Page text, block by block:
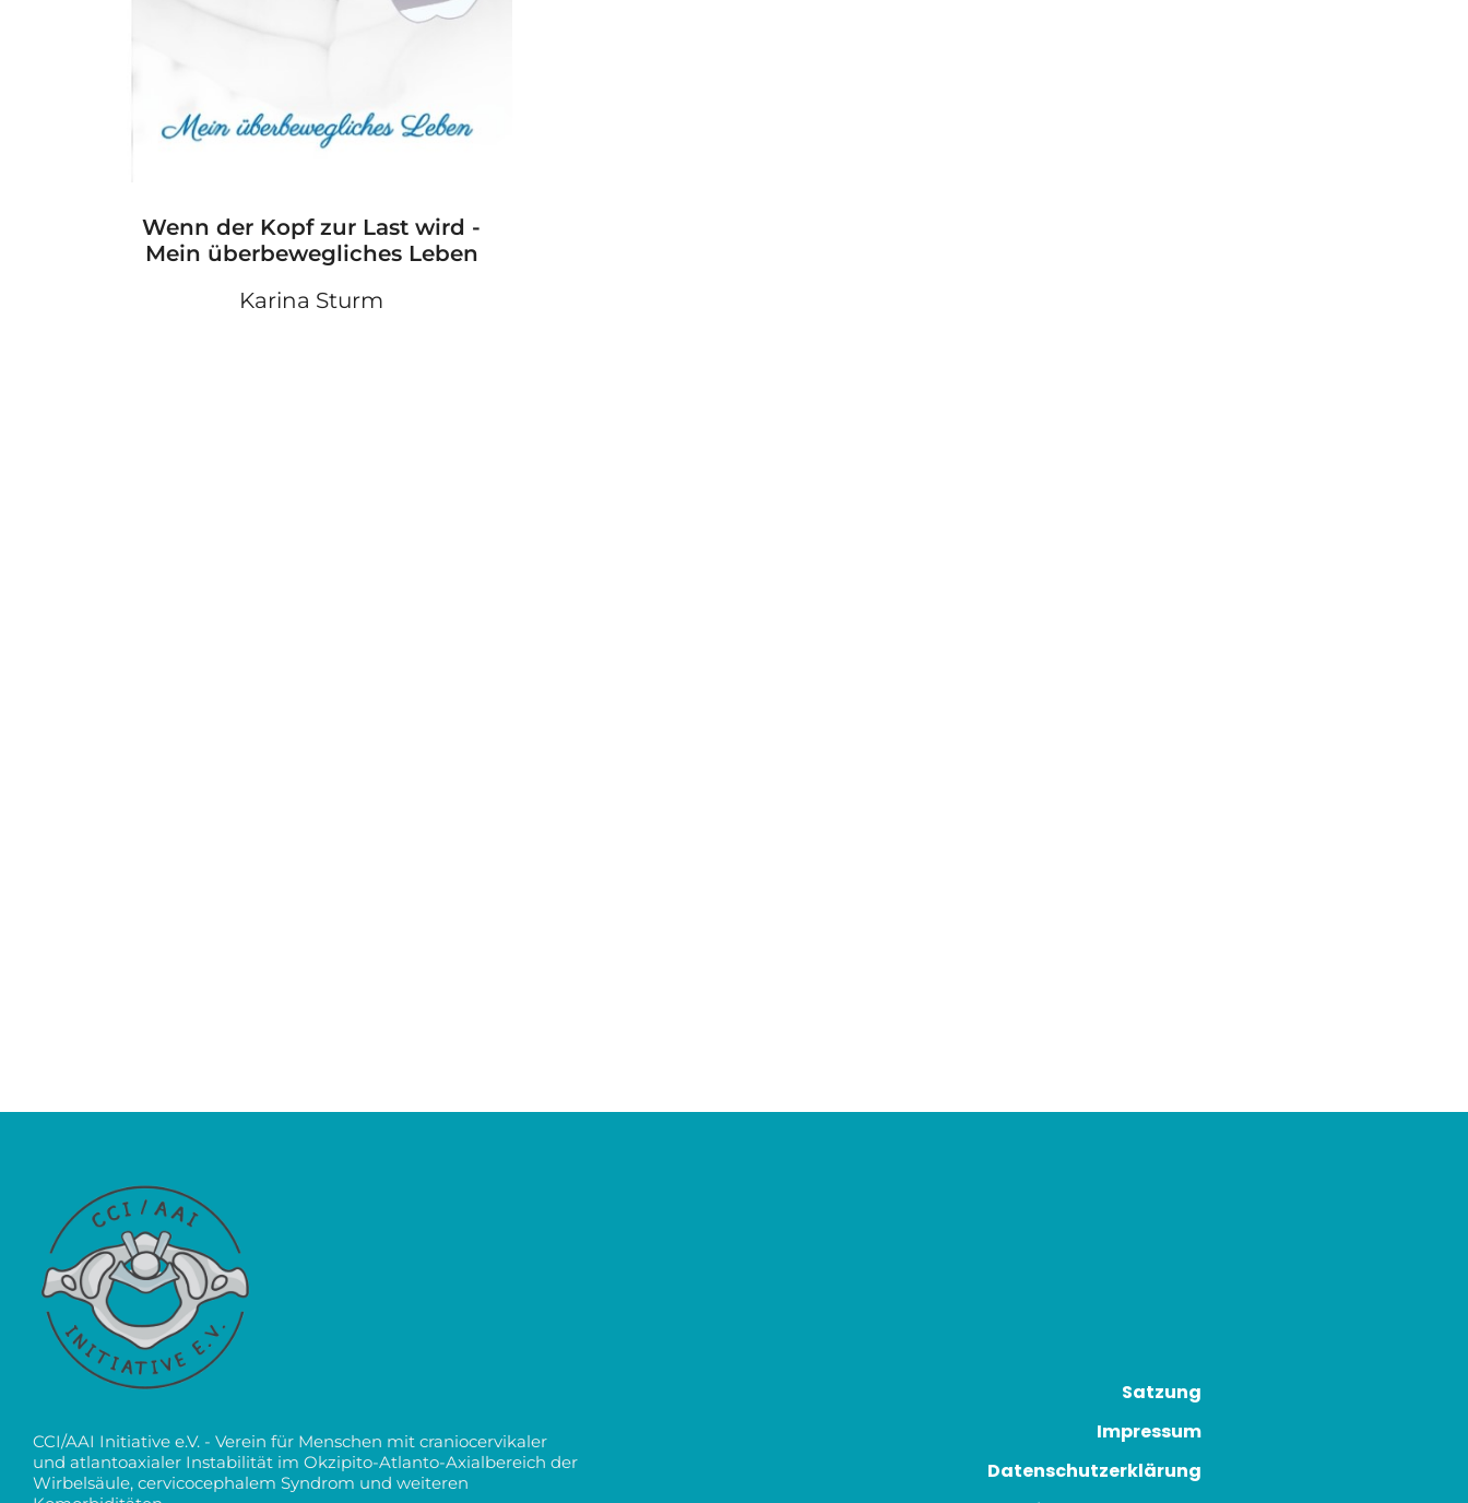
Wenn der Kopf zur Last wird -
Mein überbewegliches Leben
Karina Sturm
CCI/AAI Initiative e.V. - Verein für Menschen mit craniocervikaler
und atlantoaxialer Instabilität im Okzipito-Atlanto-Axialbereich der
Wirbelsäule, cervicocephalem Syndrom und weiteren
Satzung
Impressum
Datenschutzerklärung